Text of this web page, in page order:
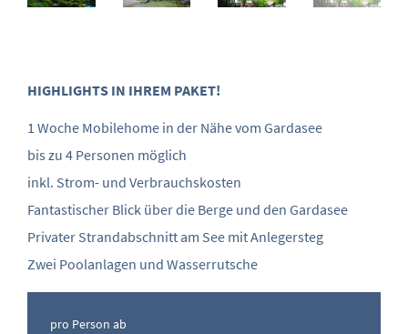
HIGHLIGHTS IN IHREM PAKET!
1 Woche Mobilehome in der Nähe vom Gardasee
bis zu 4 Personen möglich
inkl. Strom- und Verbrauchskosten
Fantastischer Blick über die Berge und den Gardasee
Privater Strandabschnitt am See mit Anlegersteg
Zwei Poolanlagen und Wasserrutsche
pro Person ab